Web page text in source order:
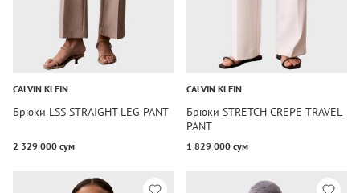
CALVIN KLEIN
Брюки LSS STRAIGHT LEG PANT
2 329 000 сум
CALVIN KLEIN
Брюки STRETCH CREPE TRAVEL
PANT
1 829 000 сум